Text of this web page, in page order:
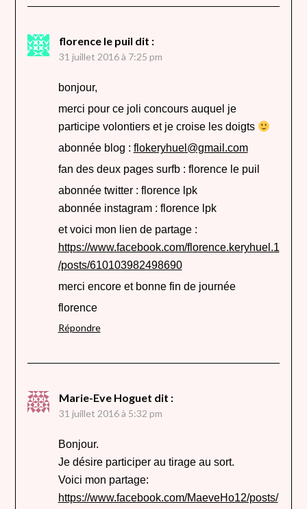
florence le puil dit :
31 juillet 2016 à 7:25 pm
bonjour,
merci pour ce joli concours auquel je
participe volontiers et je croise les doigts
abonnée blog : flokeryhuel@gmail.com
fan des deux pages surfb : florence le puil
abonnée twitter : florence lpk
abonnée instagram : florence lpk
et voici mon lien de partage :
https://www.facebook.com/florence.keryhuel.1
/posts/610103982498690
merci encore et bonne fin de journée
florence
Répondre
Marie-Eve Hoguet dit :
31 juillet 2016 à 5:32 pm
Bonjour.
Je désire participer au tirage au sort.
Voici mon partage:
https://www.facebook.com/MaeveHo12/posts/